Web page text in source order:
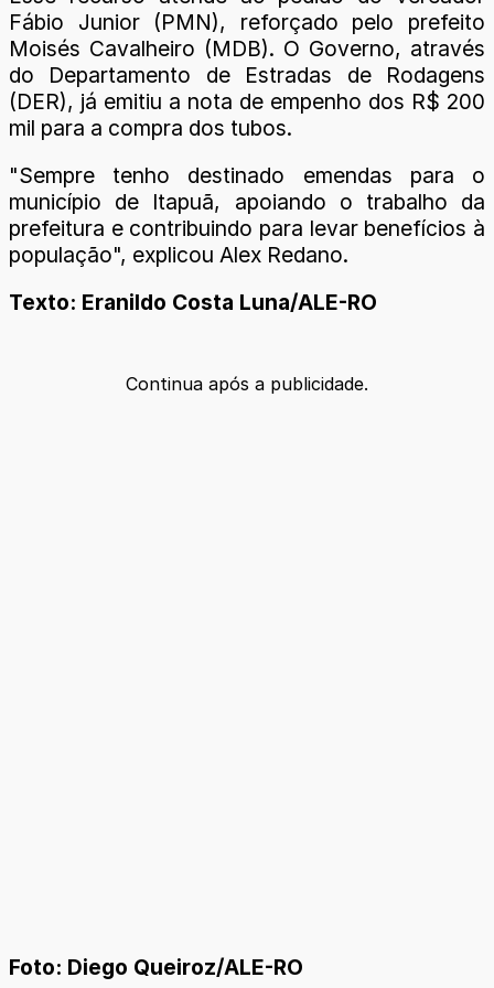
Fábio Junior (PMN), reforçado pelo prefeito
Moisés Cavalheiro (MDB). O Governo, através
do Departamento de Estradas de Rodagens
(DER), já emitiu a nota de empenho dos R$ 200
mil para a compra dos tubos.
"Sempre tenho destinado emendas para o
município de Itapuã, apoiando o trabalho da
prefeitura e contribuindo para levar benefícios à
população", explicou Alex Redano.
Texto: Eranildo Costa Luna/ALE-RO
Continua após a publicidade.
Foto: Diego Queiroz/ALE-RO